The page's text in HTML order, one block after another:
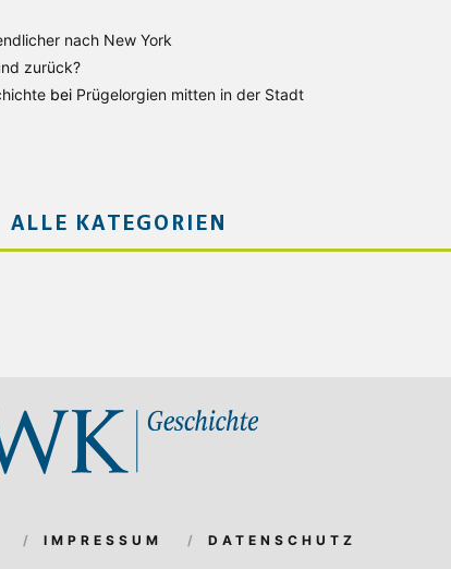
nach New York
zurück?
bei Prügelorgien mitten in der Stadt
ALLE KATEGORIEN
IMPRESSUM DATENSCHUTZ